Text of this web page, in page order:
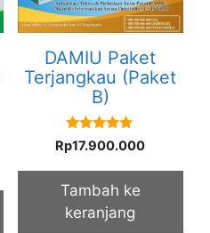
DAMIU Paket
Terjangkau (Paket
B)
5.00
out of 5
Rp17.900.000
Tambah ke
keranjang